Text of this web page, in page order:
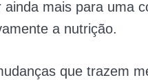
mais para uma
a nutrição.
que trazem